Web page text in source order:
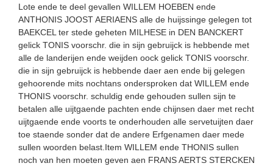
Lote ende te deel gevallen WILLEM HOEBEN ende
ANTHONIS JOOST AERIAENS alle de huijssinge gelegen tot
BAEKCEL ter stede geheten MILHESE in DEN BANCKERT
gelick TONIS voorschr. die in sijn gebruijck is hebbende met
alle de landerijen ende weijden oock gelick TONIS voorschr.
die in sijn gebruijck is hebbende daer aen ende bij gelegen
gehoorende mits nochtans ondersproken dat WILLEM ende
THONIS voorschr. schuldig ende gehouden sullen sijn te
betalen alle uijtgaende pachten ende chijnsen daer met recht
uijtgaende ende voorts te onderhouden alle servetuijten daer
toe staende sonder dat de andere Erfgenamen daer mede
sullen woorden belast.Item WILLEM ende THONIS sullen
noch van hen moeten geven aen FRANS AERTS STERCKEN